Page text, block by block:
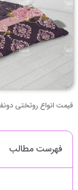
قیمت انواع روتختی
فهرست مطالب